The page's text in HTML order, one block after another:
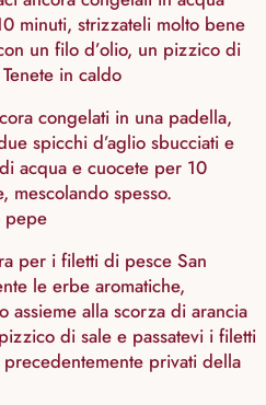
minuti, strizzateli molto bene
un filo d’olio, un pizzico di
in caldo
congelati in una padella,
spicchi d’aglio sbucciati e
acqua e cuocete per 10
mescolando spesso.
pepe
per i filetti di pesce San
le erbe aromatiche,
assieme alla scorza di arancia
di sale e passatevi i filetti
privati della